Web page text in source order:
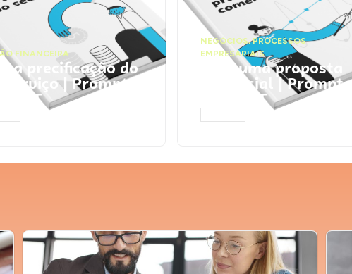
FINANCEIRA
a precificação do
serviço | Prompts
NEGÓCIOS,PROCESSOS
EMPRESARIAIS
Faça uma proposta
comercial | Prompts
ChatGPT